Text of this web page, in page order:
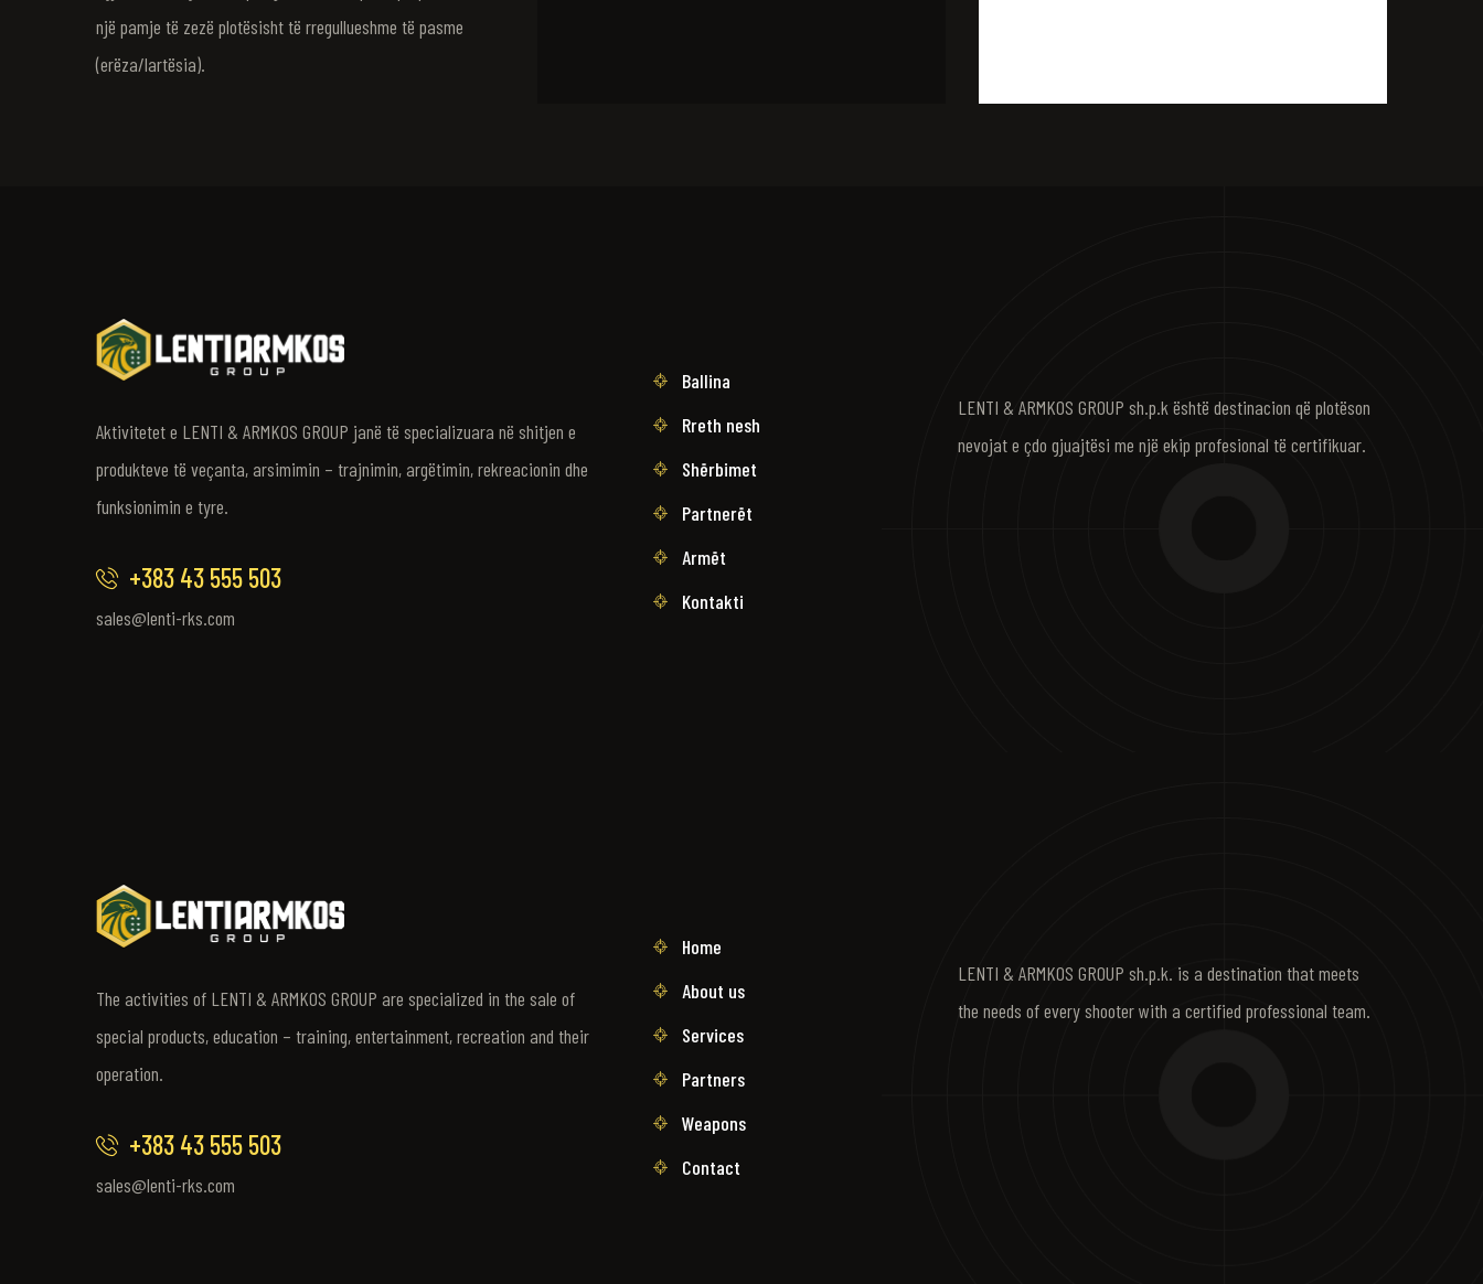
një pamje të zezë plotësisht të rregullueshme të pasme
(erëza/lartësia).
Aktivitetet e LENTI & ARMKOS GROUP janë të specializuara në shitjen e
produkteve të veçanta, arsimimin – trajnimin, argëtimin, rekreacionin dhe
funksionimin e tyre.
+383 43 555 503
sales@lenti-rks.com
Ballina
Rreth nesh
Shërbimet
Partnerët
Armët
Kontakti
LENTI & ARMKOS GROUP sh.p.k është destinacion që plotëson
nevojat e çdo gjuajtësi me një ekip profesional të certifikuar.
The activities of LENTI & ARMKOS GROUP are specialized in the sale of
special products, education – training, entertainment, recreation and their
operation.
+383 43 555 503
sales@lenti-rks.com
Home
About us
Services
Partners
Weapons
Contact
LENTI & ARMKOS GROUP sh.p.k. is a destination that meets
the needs of every shooter with a certified professional team.